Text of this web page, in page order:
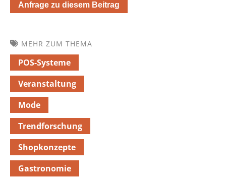
Anfrage zu diesem Beitrag
MEHR ZUM THEMA
POS-Systeme
Veranstaltung
Mode
Trendforschung
Shopkonzepte
Gastronomie